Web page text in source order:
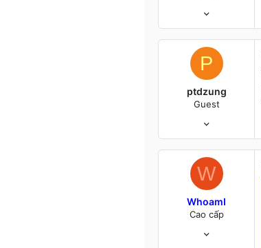
0
P
ptdzung
Guest
0
Hà Nội
W
WhoamI
Cao cấp